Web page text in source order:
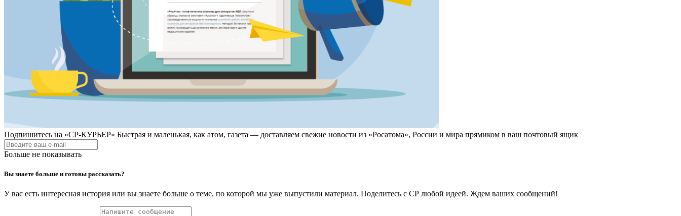
Подпишитесь на «СР-КУРЬЕР» Быстрая и маленькая, как атом, газета — доставляем свежие новости из «Росатома», России и мира прямиком в ваш почтовый ящик
Больше не показывать
Вы знаете больше и готовы рассказать?
У вас есть интересная история или вы знаете больше о теме, по которой мы уже выпустили материал. Поделитесь с СР любой идеей. Ждем ваших сообщений!